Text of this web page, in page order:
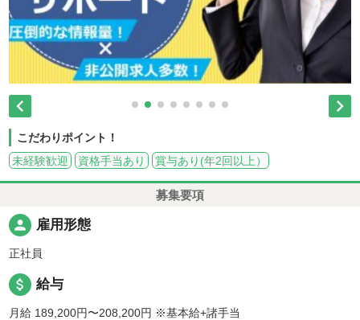
 
こだわりポイント！
未経験歓迎
資格手当あり 賞与あり(年2回以上）
募集要項
person 雇用形態
正社員
attach_money 給与
月給 189,200円〜208,200円 ※基本給+諸手当